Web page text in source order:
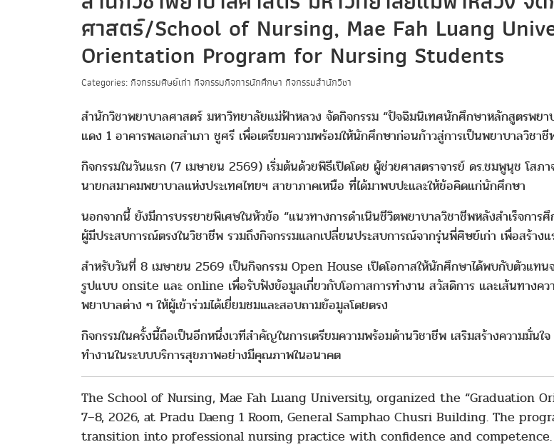
ศาสตร์/School of Nursing, Mae Fah Luang
Orientation Program for Nursing Students
Categories: กิจกรรมศิษย์เก่า กิจกรรมกิจการนักศึกษา กิจกรรมสำนักวิชา
สำนักวิชาพยาบาลศาสตร์ มหาวิทยาลัยแม่ฟ้าหลวง จัดกิจกรรม “ปัจฉิมนิเทศนักศึกษาหลักสูตรพ
แดง 1 อาคารพลเอกสำเภา ชูศรี เพื่อเตรียมความพร้อมให้นักศึกษาก่อนก้าวสู่การเป็นพยาบาลวิชา
กิจกรรมในวันแรก (7 เมษายน 2569) เริ่มต้นด้วยพิธีเปิดโดย ผู้ช่วยศาสตราจารย์ ดร.ชมพูนุช โส
นายกสมาคมพยาบาลแห่งประเทศไทยฯ สาขาภาคเหนือ ที่ได้มาพบปะและให้ข้อคิดแก่นักศึกษา
นอกจากนี้ ยังมีการบรรยายพิเศษในหัวข้อ “แนวทางการดำเนินชีวิตพยาบาลวิชาชีพหลังสำเร็จการ
ผู้มีประสบการณ์ตรงในวิชาชีพ รวมถึงกิจกรรมแลกเปลี่ยนประสบการณ์จากรุ่นพี่ศิษย์เก่า เพื่อสร้า
สำหรับวันที่ 8 เมษายน 2569 เป็นกิจกรรม Open House เปิดโอกาสให้นักศึกษาได้พบกับตัวแทน
รูปแบบ onsite และ online เพื่อรับฟังข้อมูลเกี่ยวกับโอกาสการทำงาน สวัสดิการ และเส้นทางคว
พยาบาลต่าง ๆ ให้ผู้เข้าร่วมได้เยี่ยมชมและสอบถามข้อมูลโดยตรง
กิจกรรมในครั้งนี้ถือเป็นอีกหนึ่งเวทีสำคัญในการเตรียมความพร้อมด้านวิชาชีพ เสริมสร้างความมั่
ทำงานในระบบบริการสุขภาพอย่างมีคุณภาพในอนาคต
The School of Nursing, Mae Fah Luang University, organized the
7–8, 2026, at Pradu Daeng 1 Room, General Samphao Chusri Building. The
transition into professional nursing practice with confidence and competence.